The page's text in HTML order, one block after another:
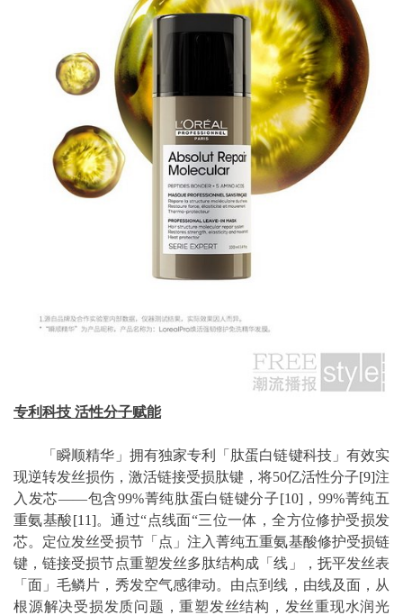
专利科技 活性分子赋能
「瞬顺精华」拥有独家专利「肽蛋白链键科技」有效实
现逆转发丝损伤，激活链接受损肽键，将50亿活性分子[9]注
入发芯——包含99%菁纯肽蛋白链键分子[10]，99%菁纯五
重氨基酸[11]。通过“点线面“三位一体，全方位修护受损发
芯。定位发丝受损节「点」注入菁纯五重氨基酸修护受损链
键，链接受损节点重塑发丝多肽结构成「线」，抚平发丝表
「面」毛鳞片，秀发空气感律动。由点到线，由线及面，从
根源解决受损发质问题，重塑发丝结构，发丝重现水润光